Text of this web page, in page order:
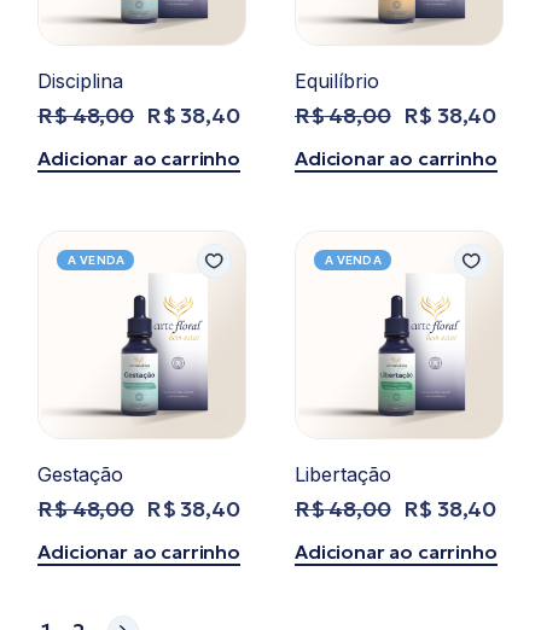
Disciplina
R$48,00
O
preço
original
R$ 38,40
O
preço
atual
Adicionar ao carrinho
Equilíbrio
R$48,00
O
preço
original
R$ 38,40
O
preço
atual
Adicionar ao carrinho
A VENDA
Gestação
R$48,00
O
preço
original
R$ 38,40
O
preço
atual
Adicionar ao carrinho
A VENDA
Libertação
R$48,00
O
preço
original
R$ 38,40
O
preço
atual
Adicionar ao carrinho